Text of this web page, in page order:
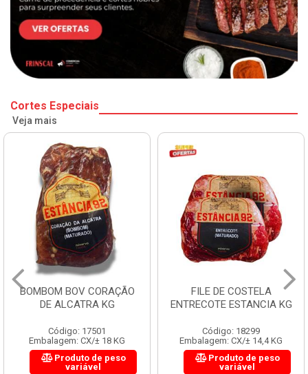
Cortes Especiais
Veja mais
BOMBOM BOV CORAÇÃO
DE ALCATRA KG
Código: 17501
Embalagem: CX/± 18 KG
Produto de peso
variável
FILE DE COSTELA
ENTRECOTE ESTANCIA KG
Código: 18299
Embalagem: CX/± 14,4 KG
Produto de peso
variável